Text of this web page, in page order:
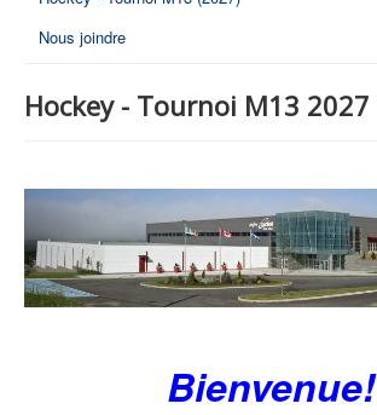
Nous joindre
Hockey - Tournoi M13 2027
Bienvenue!